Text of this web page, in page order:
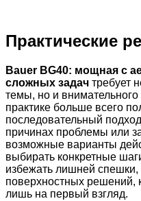
Практические
Bauer BG40: мощная с
сложных задач требует
темы, но и
практике больше всего
последовательный
причинах проблемы или
возможные варианты
выбирать конкретные
избежать лишней
поверхностных решений,
лишь на первый взгляд.